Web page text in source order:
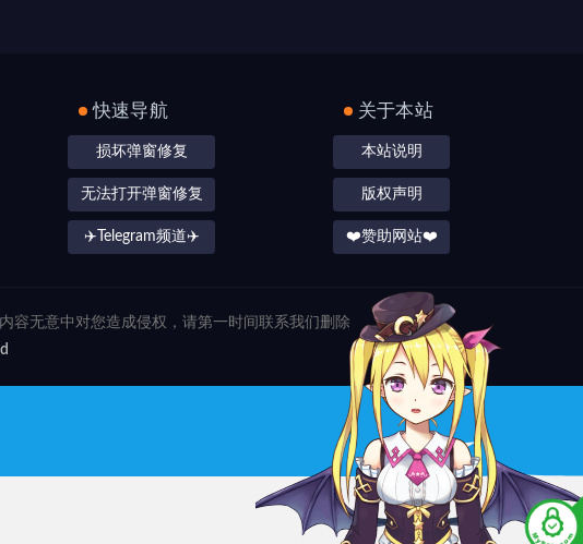
快速导航
损坏弹窗修复
无法打开弹窗修复
✈️Telegram频道✈️
关于本站
本站说明
版权声明
❤️赞助网站❤️
容无意中对您造成侵权，请第一时间联系我们删除